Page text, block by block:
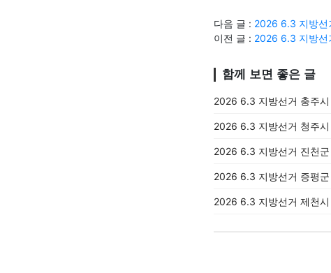
다음 글 : 2026 6.3 지방선
이전 글 : 2026 6.3 지방선
함께 보면 좋은 글
2026 6.3 지방선거 충주
2026 6.3 지방선거 청주
2026 6.3 지방선거 진천
2026 6.3 지방선거 증평
2026 6.3 지방선거 제천